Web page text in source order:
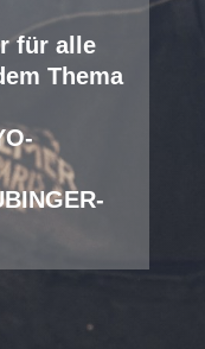
für alle
Thema